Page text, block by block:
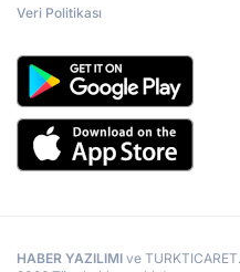
Veri Politikası
HABER YAZILIMI ve